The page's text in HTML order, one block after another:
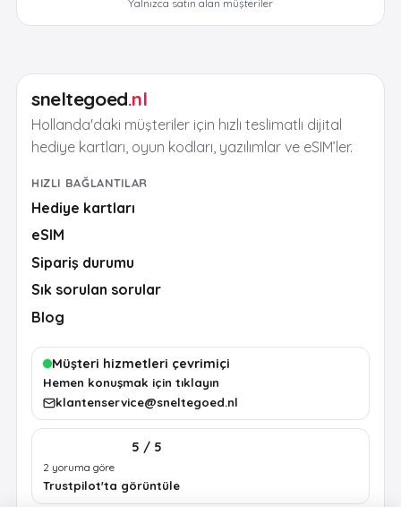
Yalnızca satın alan müşteriler
sneltegoed.nl
Hollanda'daki müşteriler için hızlı teslimatlı dijital
hediye kartları, oyun kodları, yazılımlar ve eSIM’ler.
HIZLI BAĞLANTILAR
Hediye kartları
eSIM
Sipariş durumu
Sık sorulan sorular
Blog
Müşteri hizmetleri çevrimiçi
Hemen konuşmak için tıklayın
klantenservice@sneltegoed.nl
5 / 5
2 yoruma göre
Trustpilot'ta görüntüle